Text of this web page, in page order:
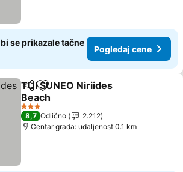
se prikazale tačne
Pogledaj cene
Deli Dodati u favorite
TUI SUNEO Niriides
Beach
3 Zvezdice
8,7 Odlično
2.212
Centar grada: udaljenost 0.1 km